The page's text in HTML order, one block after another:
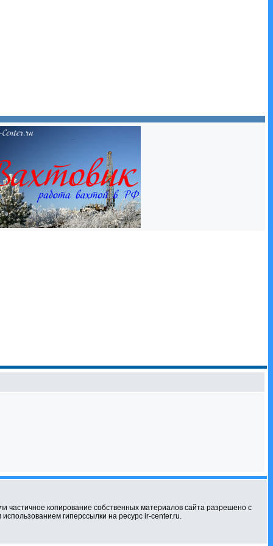
копирование собственных материалов сайта разрешено с
гиперссылки на ресурс ir-center.ru.